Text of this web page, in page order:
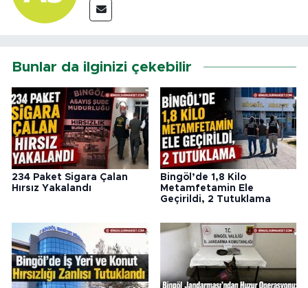
Bunlar da ilginizi çekebilir
234 Paket Sigara Çalan
Hırsız Yakalandı
Bingöl’de 1,8 Kilo
Metamfetamin Ele
Geçirildi, 2 Tutuklama